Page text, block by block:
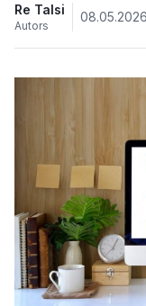
Re Talsi
Autors
08.05.2026